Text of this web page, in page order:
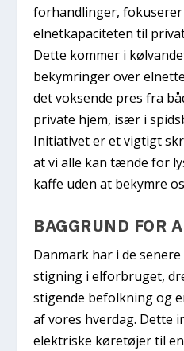
forhandlinger,
elnetkapaciteten til
Dette kommer i
bekymringer over
det voksende pres fra
private hjem, især i
Initiativet er et vigtigt
at vi alle kan tænde for
kaffe uden at bekymre
BAGGRUND FOR
Danmark har i de
stigning i elforbruget,
stigende befolkning og
af vores hverdag. Dette
elektriske køretøjer til